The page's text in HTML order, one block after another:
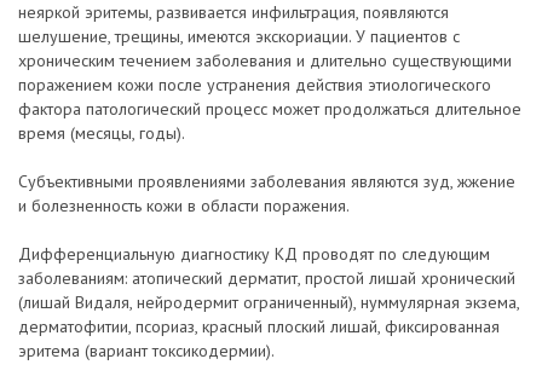
неяркой эритемы, развивается инфильтрация, появляются
шелушение, трещины, имеются экскориации. У пациентов с
хроническим течением заболевания и длительно существующими
поражением кожи после устранения действия этиологического
фактора патологический процесс может продолжаться длительное
время (месяцы, годы).
Субъективными проявлениями заболевания являются зуд, жжение
и болезненность кожи в области поражения.
Дифференциальную диагностику КД проводят по следующим
заболеваниям: атопический дерматит, простой лишай хронический
(лишай Видаля, нейродермит ограниченный), нуммулярная экзема,
дерматофитии, псориаз, красный плоский лишай, фиксированная
эритема (вариант токсикодермии).